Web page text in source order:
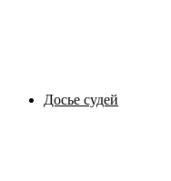
Досье судей